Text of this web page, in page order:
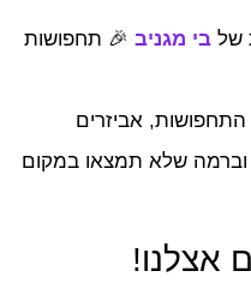
של בי מגניב 🎉 תחפושות
אביזרים
וברמה שלא תמצאו במקום
אצלנו!